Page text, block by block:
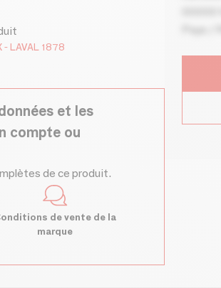
LAVAL 1878
et les
compte ou
de ce produit.
de vente de la
marque
00000
Pays /